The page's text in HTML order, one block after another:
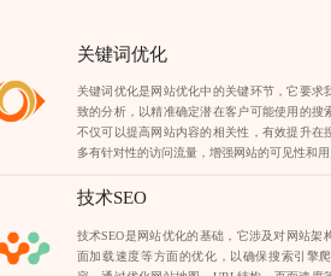
关键词优化
关键词优化是网站优化中的关键环节，它要求
致的分析，以精准确定潜在客户可能使用的搜
不仅可以提高网站内容的相关性，有效提升在
多有针对性的访问流量，增强网站的可见性和
技术SEO
技术SEO是网站优化的基础，它涉及对网站架
面加载速度等方面的优化，以确保搜索引擎